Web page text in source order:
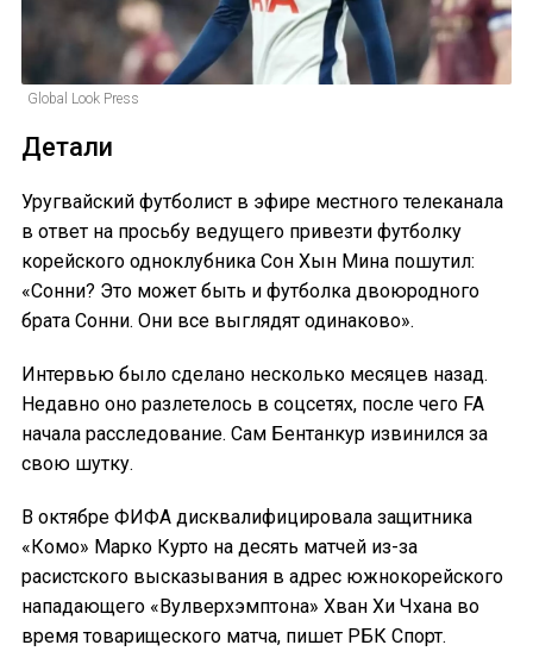
Global Look Press
Детали
Уругвайский футболист в эфире местного телеканала
в ответ на просьбу ведущего привезти футболку
корейского одноклубника Сон Хын Мина пошутил:
«Сонни? Это может быть и футболка двоюродного
брата Сонни. Они все выглядят одинаково».
Интервью было сделано несколько месяцев назад.
Недавно оно разлетелось в соцсетях, после чего FA
начала расследование. Сам Бентанкур извинился за
свою шутку.
В октябре ФИФА дисквалифицировала защитника
«Комо» Марко Курто на десять матчей из-за
расистского высказывания в адрес южнокорейского
нападающего «Вулверхэмптона» Хван Хи Чхана во
время товарищеского матча, пишет РБК Спорт.